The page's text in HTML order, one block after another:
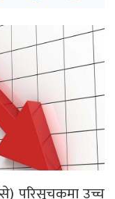
परिसूचकमा उच्च